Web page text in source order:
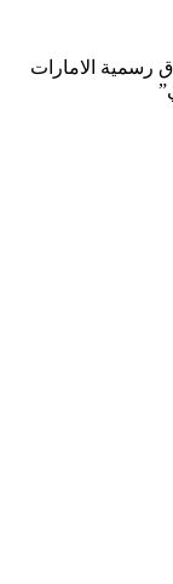
رسمية الامارات